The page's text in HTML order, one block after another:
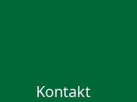
Kontakt